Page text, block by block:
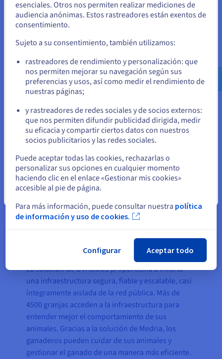
conectados a través del vRackpara garantizar una
conexión de red privada totalmente segura.
Externalizar nuestra
infraestructura con un proveedor
como OVHcloud nos ha permitido
disfrutar de una mayor seguridad
a nivel de red y de la fuente de
alimentación.
Stéphane Godin, Software
Development Manager de Medria
Technologies
La solución de OVHcloud proporciona a Medria
una infraestructura segura, fiable y escalable, casi
íntegramente aislada de la red pública. Más de
4500 granjas acceden a la infraestructura para
entender mejor el comportamiento de sus
animales. Gracias a la solución de Medria, los
ganaderos pueden cuidar de sus animales y
gestionar el ganado de una manera más eficiente.
Unidos
Si quiere hacer un pedido desde Estados Unidos, deberá buscar
el sitio web adecuado y crear una cuenta.
us.ovhcloud.com/
Inglés USD - $
Permanezca en el sitio web actual
esenciales. Otros nos permiten realizar mediciones de
audiencia anónimas. Estos rastreadores están exentos de
consentimiento.
Sujeto a su consentimiento, también utilizamos:
rastreadores de rendimiento y personalización: que
nos permiten mejorar su navegación según sus
preferencias y usos, así como medir el rendimiento de
nuestras páginas;
y rastreadores de redes sociales y de socios externos:
que nos permiten difundir publicidad dirigida, medir
su eficacia y compartir ciertos datos con nuestros
socios publicitarios y las redes sociales.
Puede aceptar todas las cookies, rechazarlas o
personalizar sus opciones en cualquier momento
haciendo clic en el enlace «Gestionar mis cookies»
accesible al pie de página.
Para más información, puede consultar nuestra política
de información y uso de cookies.
Configurar Aceptar todo